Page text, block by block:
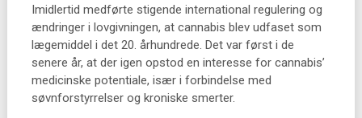
Imidlertid medførte stigende international regulering og
ændringer i lovgivningen, at cannabis blev udfaset som
lægemiddel i det 20. århundrede. Det var først i de
senere år, at der igen opstod en interesse for cannabis’
medicinske potentiale, især i forbindelse med
søvnforstyrrelser og kroniske smerter.